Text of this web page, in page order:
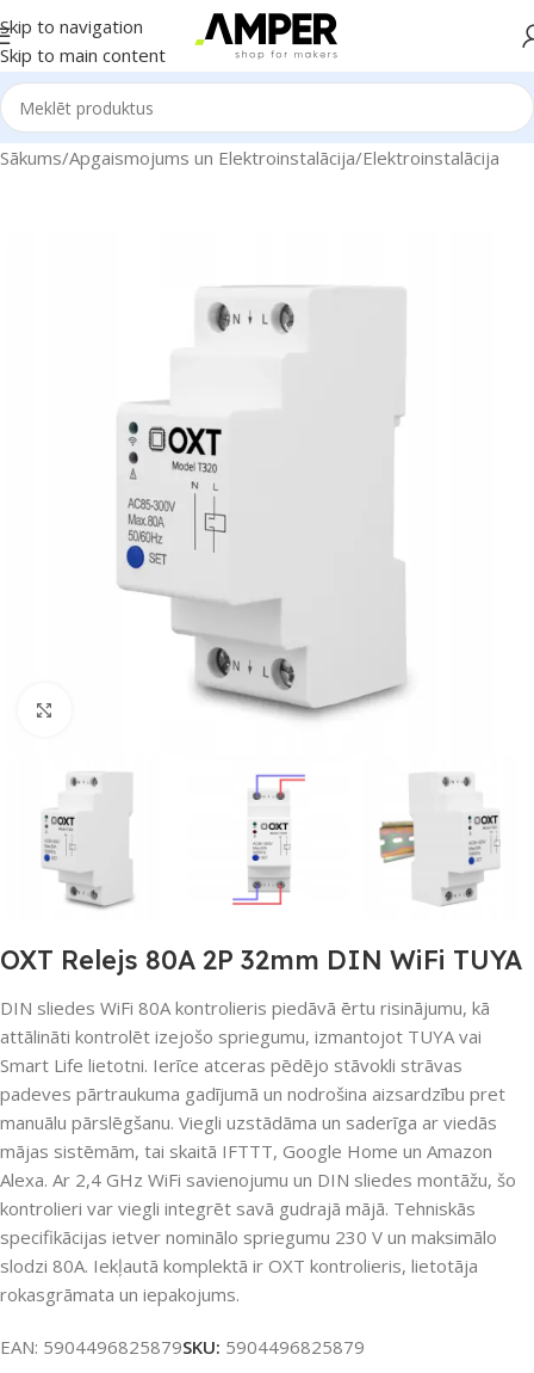
Skip to navigation
Skip to main content
Sākums/Apgaismojums un Elektroinstalācija/Elektroinstalācija
Noklikšķiniet, lai palielinātu
OXT Relejs 80A 2P 32mm DIN WiFi TUYA
DIN sliedes WiFi 80A kontrolieris piedāvā ērtu risinājumu, kā
attālināti kontrolēt izejošo spriegumu, izmantojot TUYA vai
Smart Life lietotni. Ierīce atceras pēdējo stāvokli strāvas
padeves pārtraukuma gadījumā un nodrošina aizsardzību pret
manuālu pārslēgšanu. Viegli uzstādāma un saderīga ar viedās
mājas sistēmām, tai skaitā IFTTT, Google Home un Amazon
Alexa. Ar 2,4 GHz WiFi savienojumu un DIN sliedes montāžu, šo
kontrolieri var viegli integrēt savā gudrajā mājā. Tehniskās
specifikācijas ietver nominālo spriegumu 230 V un maksimālo
slodzi 80A. Iekļautā komplektā ir OXT kontrolieris, lietotāja
rokasgrāmata un iepakojums.
EAN: 5904496825879SKU: 5904496825879